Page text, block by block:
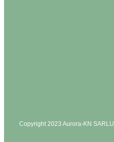
Copyright 2023 Aurora-KN SARLU